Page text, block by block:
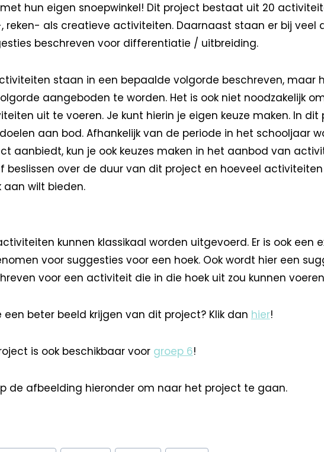
hun eigen snoepwinkel! Dit project bestaat uit 20
reken- als creatieve activiteiten. Daarnaast staan er bij veel
beschreven voor differentiatie / uitbreiding.
staan in een bepaalde volgorde beschreven, maar
aangeboden te worden. Het is ook niet noodzakelijk
uit te voeren. Je kunt hierin je eigen keuze maken. In dit
aan bod. Afhankelijk van de periode in het schooljaar
aanbiedt, kun je ook keuzes maken in het aanbod van
beslissen over de duur van dit project en hoeveel
aan wilt bieden.
kunnen klassikaal worden uitgevoerd. Er is ook een
voor suggesties voor een hoek. Ook wordt hier een
voor een activiteit die in die hoek uit zou kunnen
een beter beeld krijgen van dit project? Klik dan hier!
is ook beschikbaar voor groep 6!
de afbeelding hieronder om naar het project te gaan.